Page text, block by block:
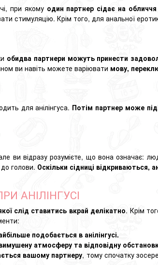
, при якому один партнер сідає на
стимуляцію. Крім того, для анальної
обидва партнери можуть принести
ви навіть можете варіювати мову,
для анілінгуса. Потім партнер може
ви відразу розумієте, що вона означає:
голови. Оскільки сідниці відкриваються,
АНІЛІНГУСІ
слід ставитись вкрай делікатно. Крім
подобається в анілінгусі.
атмосферу та відповідну
вашому партнеру, тому спочатку